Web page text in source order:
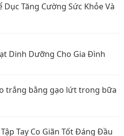
Dục Tăng Cường Sức Khỏe Và
Dinh Dưỡng Cho Gia Đình
trắng bằng gạo lứt trong bữa
Tay Co Giãn Tốt Đáng Đầu